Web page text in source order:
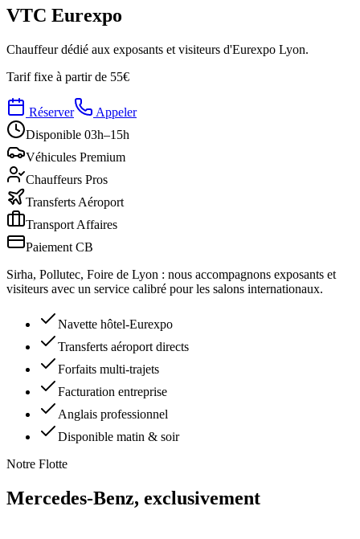
VTC Eurexpo
Chauffeur dédié aux exposants et visiteurs d'Eurexpo Lyon.
Tarif fixe à partir de 55€
Réserver
Appeler
Disponible 03h–15h
Véhicules Premium
Chauffeurs Pros
Transferts Aéroport
Transport Affaires
Paiement CB
Sirha, Pollutec, Foire de Lyon : nous accompagnons exposants et
visiteurs avec un service calibré pour les salons internationaux.
Navette hôtel-Eurexpo
Transferts aéroport directs
Forfaits multi-trajets
Facturation entreprise
Anglais professionnel
Disponible matin & soir
Notre Flotte
Mercedes-Benz, exclusivement